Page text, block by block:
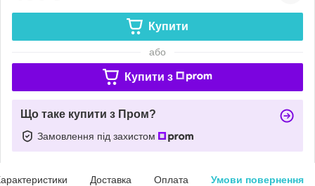
Купити
або
Купити з
Що таке купити з Пром?
Замовлення під захистом
Доставка Оплата Умови повернення